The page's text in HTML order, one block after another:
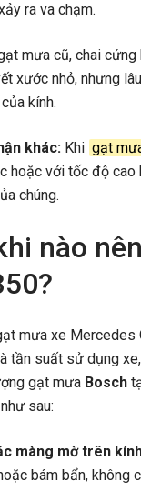
ra va chạm.
mưa cũ, chai
xước nhỏ, nhưng
kính.
khác: Khi gạt
hoặc với tốc độ
chúng.
nào
mưa xe Mercedes
tần suất sử dụng
gạt mưa Bosch
sau:
màng mờ trên
bám bẩn, không